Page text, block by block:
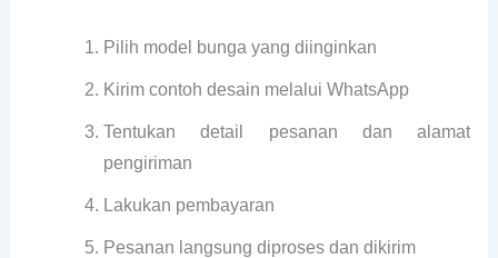
Pilih model bunga yang diinginkan
Kirim contoh desain melalui WhatsApp
Tentukan detail pesanan dan alamat
pengiriman
Lakukan pembayaran
Pesanan langsung diproses dan dikirim